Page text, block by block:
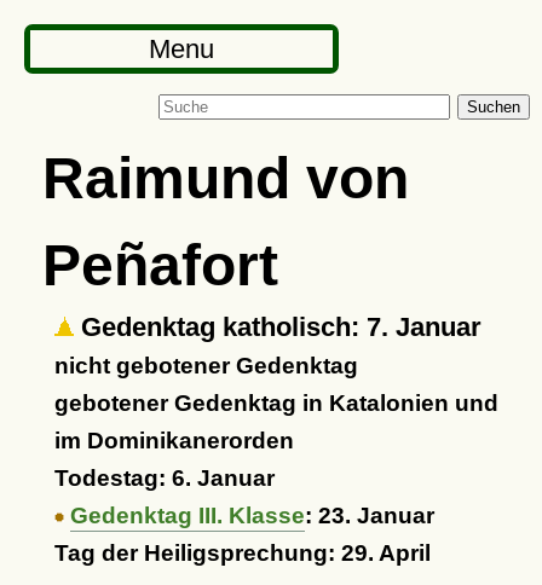
Menu
Suchen
Raimund von
Peñafort
Gedenktag katholisch: 7. Januar
nicht gebotener Gedenktag
gebotener Gedenktag in Katalonien und
im Dominikanerorden
Todestag: 6. Januar
Gedenktag III. Klasse: 23. Januar
Tag der Heiligsprechung: 29. April